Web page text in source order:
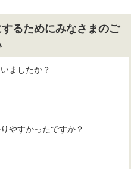
るためにみなさまのご
ましたか？
やすかったですか？